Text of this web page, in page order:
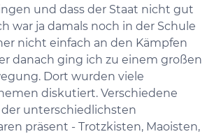
und dass der Staat nicht gut
war ja damals noch in der Schule
nicht einfach an den Kämpfen
danach ging ich zu einem großen
Dort wurden viele
diskutiert. Verschiedene
unterschiedlichsten
präsent - Trotzkisten, Maoisten,